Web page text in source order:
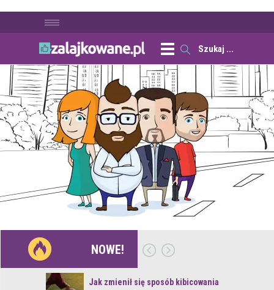
NOWE!
Jak zmienił się sposób kibicowania